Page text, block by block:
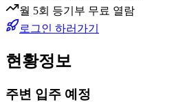
월 5회 등기부 무료 열람
로그인 하러가기
현황정보
주변 입주 예정